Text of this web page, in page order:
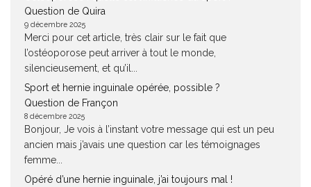
Question de Quira
9 décembre 2025
Merci pour cet article, très clair sur le fait que
l’ostéoporose peut arriver à tout le monde,
silencieusement, et qu’il...
Sport et hernie inguinale opérée, possible ?
Question de Françon
8 décembre 2025
Bonjour, Je vois à l’instant votre message qui est un peu
ancien mais j’avais une question car les témoignages
femme...
Opéré d’une hernie inguinale, j’ai toujours mal !